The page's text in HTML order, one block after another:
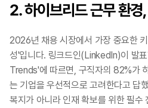
2. 하이브리드 근무 환경
2026년 채용 시장에서 가장 중요한
성'입니다. 링크드인(LinkedIn)이 발
Trends'에 따르면, 구직자의 82%가
는 기업을 우선적으로 고려한다고 답
복지가 아니라 인재 확보를 위한 필수